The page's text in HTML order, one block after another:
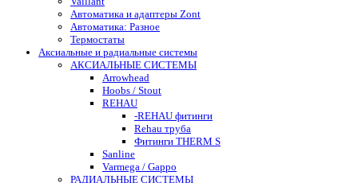
Автоматика и адаптеры Zont
Автоматика: Разное
Термостаты
Аксиальные и радиальные системы
АКСИАЛЬНЫЕ СИСТЕМЫ
Arrowhead
Hoobs / Stout
REHAU
-REHAU фитинги
Rehau труба
Фитинги THERM S
Sanline
Varmega / Gappo
РАДИАЛЬНЫЕ СИСТЕМЫ